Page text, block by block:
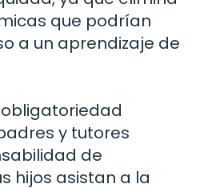
que podrían
a un aprendizaje de
y tutores
de
hijos asistan a la